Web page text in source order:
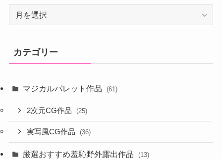
ブ
カテゴリー
マジカルパレット作品 (61)
2次元CG作品 (25)
実写風CG作品 (36)
厳選おすすめ羞恥野外露出作品 (13)